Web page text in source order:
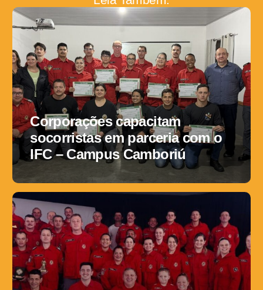
Corporações capacitam
socorristas em parceria com o
IFC – Campus Camboriú